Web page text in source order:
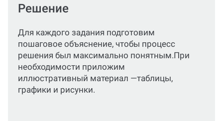
Оформление по ГОСТ и МУ
Оформим текст, расчеты, формулы и
графический материал по актуальным
стандартам или по требованиям вашего
учебного заведения.